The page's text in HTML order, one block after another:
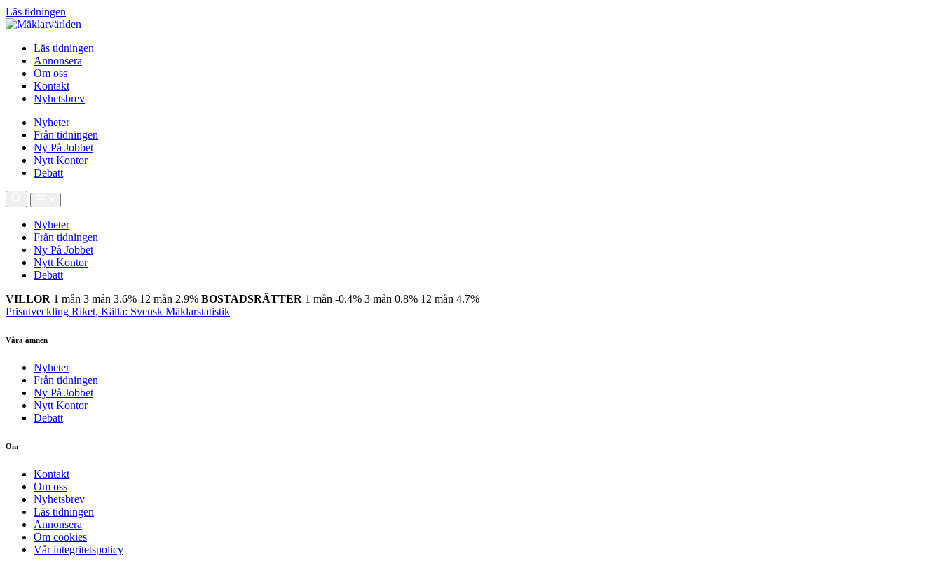
Läs tidningen
Läs tidningen
Annonsera
Om oss
Kontakt
Nyhetsbrev
Nyheter
Från tidningen
Ny På Jobbet
Nytt Kontor
Debatt
Nyheter
Från tidningen
Ny På Jobbet
Nytt Kontor
Debatt
VILLOR 1 mån 3 mån 3.6% 12 mån 2.9% BOSTADSRÄTTER 1 mån -0.4% 3 mån 0.8% 12 mån 4.7%
Prisutveckling Riket, Källa: Svensk Mäklarstatistik
Våra ämnen
Nyheter
Från tidningen
Ny På Jobbet
Nytt Kontor
Debatt
Om
Kontakt
Om oss
Nyhetsbrev
Läs tidningen
Annonsera
Om cookies
Vår integritetspolicy